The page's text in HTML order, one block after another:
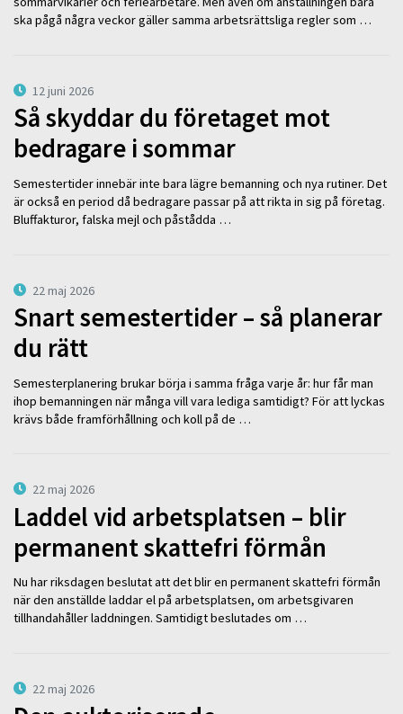
ska pågå några veckor gäller samma arbetsrättsliga regler som …
12 juni 2026
Så skyddar du företaget mot
bedragare i sommar
Semestertider innebär inte bara lägre bemanning och nya rutiner. Det
är också en period då bedragare passar på att rikta in sig på företag.
Bluffakturor, falska mejl och påstådda …
22 maj 2026
Snart semestertider – så planerar
du rätt
Semesterplanering brukar börja i samma fråga varje år: hur får man
ihop bemanningen när många vill vara lediga samtidigt? För att lyckas
krävs både framförhållning och koll på de …
22 maj 2026
Laddel vid arbetsplatsen – blir
permanent skattefri förmån
Nu har riksdagen beslutat att det blir en permanent skattefri förmån
när den anställde laddar el på arbetsplatsen, om arbetsgivaren
tillhandahåller laddningen. Samtidigt beslutades om …
22 maj 2026